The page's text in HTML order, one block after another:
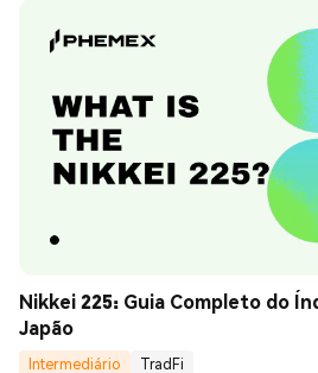
Nikkei 225: Guia Completo do
Japão
Intermediário
TradFi